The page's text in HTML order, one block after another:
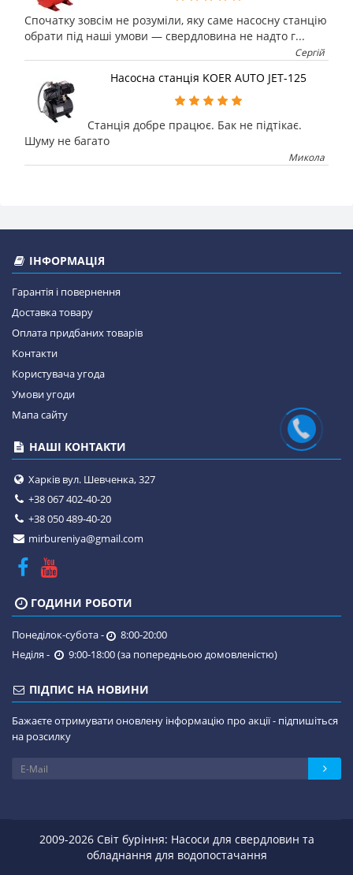
Спочатку зовсім не розуміли, яку саме насосну станцію
обрати під наші умови — свердловина не надто г...
Сергій
Насосна станція KOER AUTO JET-125
Станція добре працює. Бак не підтікає.
Шуму не багато
Микола
ІНФОРМАЦІЯ
Гарантія і повернення
Доставка товару
Оплата придбаних товарів
Контакти
Користувача угода
Умови угоди
Мапа сайту
НАШІ КОНТАКТИ
Харків вул. Шевченка, 327
+38 067 402-40-20
+38 050 489-40-20
mirbureniya@gmail.com
ГОДИНИ РОБОТИ
Понеділок-субота -
8:00-20:00
Неділя -
9:00-18:00 (за попередньою домовленістю)
ПІДПИС НА НОВИНИ
Бажаєте отримувати оновлену інформацію про акції - підпишіться
на розсилку
2009-2026 Світ буріння: Насоси для свердловин та
обладнання для водопостачання